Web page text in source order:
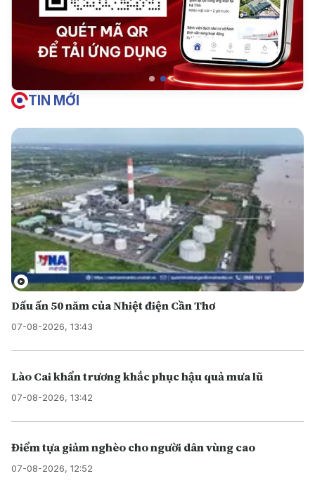
TIN MỚI
Dấu ấn 50 năm của Nhiệt điện Cần Thơ
07-08-2026, 13:43
Lào Cai khẩn trương khắc phục hậu quả mưa lũ
07-08-2026, 13:42
Điểm tựa giảm nghèo cho người dân vùng cao
07-08-2026, 12:52